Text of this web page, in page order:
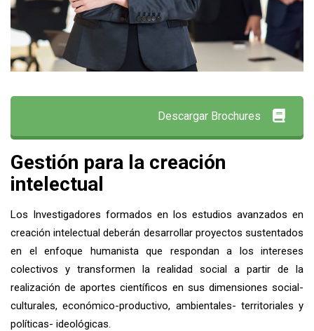
Descargar Brochures
Gestión para la creación
intelectual
Los Investigadores formados en los estudios avanzados en
creación intelectual deberán desarrollar proyectos sustentados
en el enfoque humanista que respondan a los intereses
colectivos y transformen la realidad social a partir de la
realización de aportes científicos en sus dimensiones social-
culturales, económico-productivo, ambientales- territoriales y
políticas- ideológicas.